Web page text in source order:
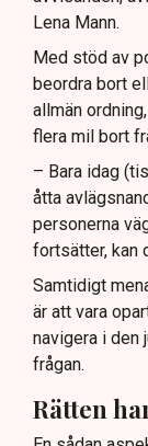
Lena Mann.
Med stöd av
beordra bort
allmän
flera mil bort
– Bara idag
åtta
personerna
fortsätter, kan
Samtidigt
är att vara
navigera i den
frågan.
Rätten